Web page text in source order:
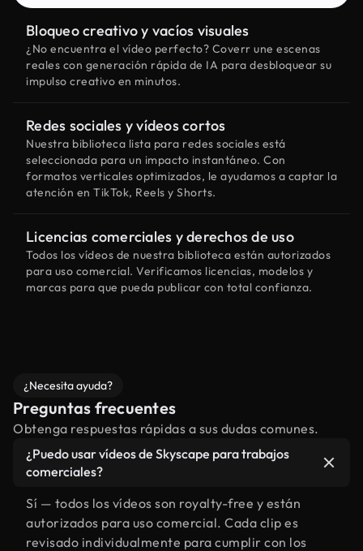
Bloqueo creativo y vacíos visuales
¿No encuentra el vídeo perfecto? Coverr une escenas
reales con generación rápida de IA para desbloquear su
impulso creativo en minutos.
Redes sociales y vídeos cortos
Nuestra biblioteca lista para redes sociales está
seleccionada para un impacto instantáneo. Con
formatos verticales optimizados, le ayudamos a captar la
atención en TikTok, Reels y Shorts.
Licencias comerciales y derechos de uso
Todos los vídeos de nuestra biblioteca están autorizados
para uso comercial. Verificamos licencias, modelos y
marcas para que pueda publicar con total confianza.
¿Necesita ayuda?
Preguntas frecuentes
Obtenga respuestas rápidas a sus dudas comunes.
¿Puedo usar vídeos de Skyscape para trabajos
comerciales?
Sí — todos los vídeos son royalty-free y están
autorizados para uso comercial. Cada clip es
revisado individualmente para cumplir con los